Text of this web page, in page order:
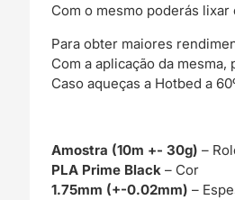
Com o mesmo poderás lixar
Para obter maiores
Com a aplicação da
Caso aqueças a Hotbed a
Amostra (10m +- 30g)–
PLA Prime Black– Cor
1.75mm (+-0.02mm)–